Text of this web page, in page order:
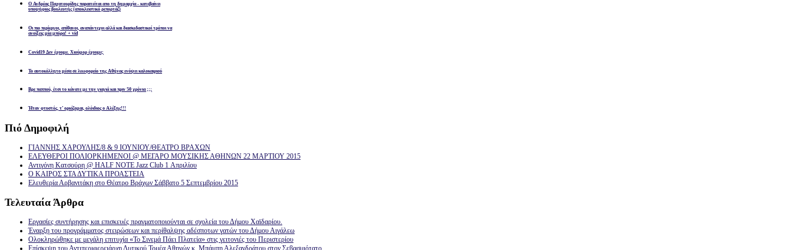
Ο Ανδρέας Παχατουρίδης παραιτείται απο τη δημαρχία - κατεβαίνει
υποψήφιος βουλευτής (αποκλειστικό ρεπορτάζ)
Οι πιο περίεργοι, απίθανοι, αναπάντεχοι αλλά και διασκεδαστικοί τρόποι να
ανοίξεις μία μπύρα! + vid
Covid19 Δεν έχουμε. Χιούμορ έχουμε;
Το αυτοκόλλητο μέσα σε λεωφορείο της Αθήνας ενόψει καλοκαιριού
Βρε παππού, έτσι το κάνατε με την γιαγιά και πριν 50 χρόνια ;;;
Ήταν φτυστός, τ’ ορκίζομαι, ολόιδιος ο Αλέξης!!!
Πιό Δημοφιλή
ΓΙΑΝΝΗΣ ΧΑΡΟΥΛΗΣ/8 & 9 ΙΟΥΝΙΟΥ/ΘΕΑΤΡΟ ΒΡΑΧΩΝ
ΕΛΕΥΘΕΡΟΙ ΠΟΛΙΟΡΚΗΜΕΝΟΙ @ ΜΕΓΑΡΟ ΜΟΥΣΙΚΗΣ ΑΘΗΝΩΝ 22 ΜΑΡΤΙΟΥ 2015
Αντιγόνη Κατσούρη @ HALF NOTE Jazz Club 1 Απριλίου
Ο ΚΑΙΡΟΣ ΣΤΑ ΔΥΤΙΚΑ ΠΡΟΑΣΤΕΙΑ
Ελευθερία Αρβανιτάκη στο Θέατρο Βράχων Σάββατο 5 Σεπτεμβρίου 2015
Τελευταία Άρθρα
Εργασίες συντήρησης και επισκευές πραγματοποιούνται σε σχολεία του Δήμου Χαϊδαρίου.
Έναρξη του προγράμματος στειρώσεων και περίθαλψης αδέσποτων γατών του Δήμου Αιγάλεω
Ολοκληρώθηκε με μεγάλη επιτυχία «Το Σινεμά Πάει Πλατεία» στις γειτονιές του Περιστερίου
Επίσκεψη του Αντιπεριφερειάρχη Δυτικού Τομέα Αθηνών κ. Μπάμπη Αλεξανδράτου στον Σεβασμιότατο